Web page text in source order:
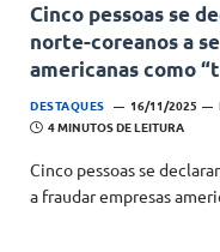
Cinco pessoas se
norte-coreanos a
americanas como
DESTAQUES 16/11/2025
4 MINUTOS DE LEITURA
Cinco pessoas se
a fraudar empresas